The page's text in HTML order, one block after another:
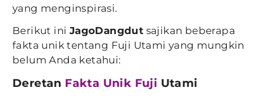
yang menginspirasi.
Berikut ini JagoDangdut sajikan beberapa
fakta unik tentang Fuji Utami yang mungkin
belum Anda ketahui:
Deretan Fakta Unik Fuji Utami